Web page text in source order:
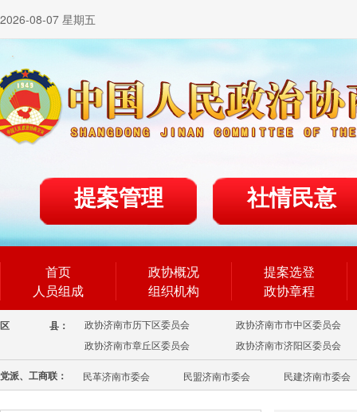
2026-08-07 星期五
提案管理 社情民意
首页
人员组成
政协概况
组织机构
提案选登
政协章程
区 县： 政协济南市历下区委员会
政协济南市市中区委员会
政协济南市章丘区委员会
政协济南市济阳区委员会
党派、工商联： 民革济南市委会 民盟济南市委会 民建济南市委会